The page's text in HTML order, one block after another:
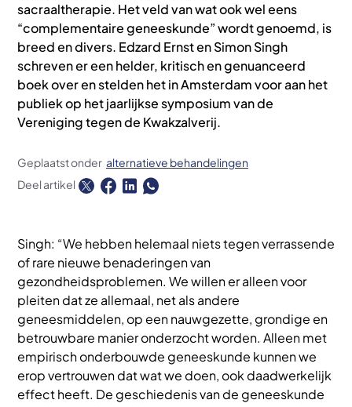
sacraaltherapie. Het veld van wat ook wel eens
“complementaire geneeskunde” wordt genoemd, is
breed en divers. Edzard Ernst en Simon Singh
schreven er een helder, kritisch en genuanceerd
boek over en stelden het in Amsterdam voor aan het
publiek op het jaarlijkse symposium van de
Vereniging tegen de Kwakzalverij.
Geplaatst onder alternatieve behandelingen
Deel artikel
Singh: “We hebben helemaal niets tegen verrassende
of rare nieuwe benaderingen van
gezondheidsproblemen. We willen er alleen voor
pleiten dat ze allemaal, net als andere
geneesmiddelen, op een nauwgezette, grondige en
betrouwbare manier onderzocht worden. Alleen met
empirisch onderbouwde geneeskunde kunnen we
erop vertrouwen dat wat we doen, ook daadwerkelijk
effect heeft. De geschiedenis van de geneeskunde